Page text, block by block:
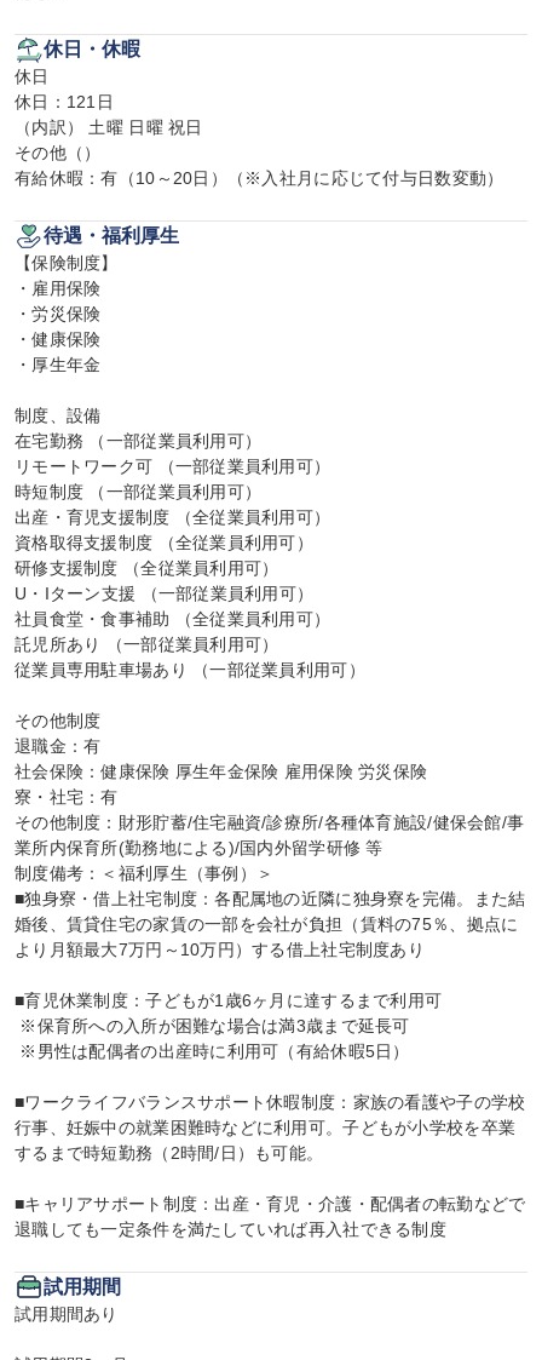
休日・休暇
休日
休日：121日
（内訳） 土曜 日曜 祝日
その他（）
有給休暇：有（10～20日）（※入社月に応じて付与日数変動）
待遇・福利厚生
【保険制度】
・雇用保険
・労災保険
・健康保険
・厚生年金
制度、設備
在宅勤務 （一部従業員利用可）
リモートワーク可 （一部従業員利用可）
時短制度 （一部従業員利用可）
出産・育児支援制度 （全従業員利用可）
資格取得支援制度 （全従業員利用可）
研修支援制度 （全従業員利用可）
U・Iターン支援 （一部従業員利用可）
社員食堂・食事補助 （全従業員利用可）
託児所あり （一部従業員利用可）
従業員専用駐車場あり （一部従業員利用可）
その他制度
退職金：有
社会保険：健康保険 厚生年金保険 雇用保険 労災保険
寮・社宅：有
その他制度：財形貯蓄/住宅融資/診療所/各種体育施設/健保会館/事
業所内保育所(勤務地による)/国内外留学研修 等
制度備考：＜福利厚生（事例）＞
■独身寮・借上社宅制度：各配属地の近隣に独身寮を完備。また結
婚後、賃貸住宅の家賃の一部を会社が負担（賃料の75％、拠点に
より月額最大7万円～10万円）する借上社宅制度あり
■育児休業制度：子どもが1歳6ヶ月に達するまで利用可
■ワークライフバランスサポート休暇制度：家族の看護や子の学校
行事、妊娠中の就業困難時などに利用可。子どもが小学校を卒業
するまで時短勤務（2時間/日）も可能。
■キャリアサポート制度：出産・育児・介護・配偶者の転勤などで
退職しても一定条件を満たしていれば再入社できる制度
試用期間
試用期間あり